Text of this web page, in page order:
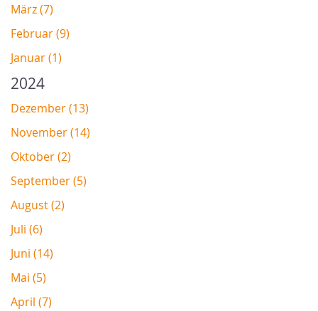
März (7)
Februar (9)
Januar (1)
2024
Dezember (13)
November (14)
Oktober (2)
September (5)
August (2)
Juli (6)
Juni (14)
Mai (5)
April (7)